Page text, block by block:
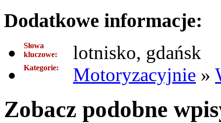
Dodatkowe informacje:
Słowa
kluczowe:
lotnisko, gdańsk
Kategorie: Motoryzacyjnie »
Zobacz podobne